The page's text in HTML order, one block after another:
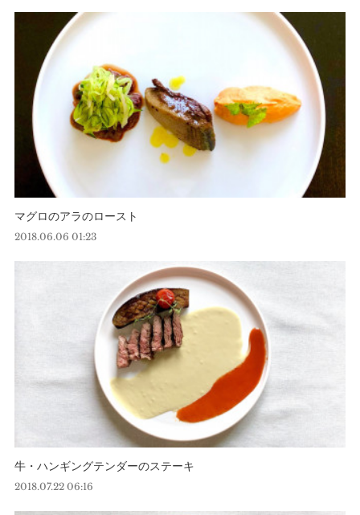
マグロのアラのロースト
2018.06.06 01:23
牛・ハンギングテンダーのステーキ
2018.07.22 06:16